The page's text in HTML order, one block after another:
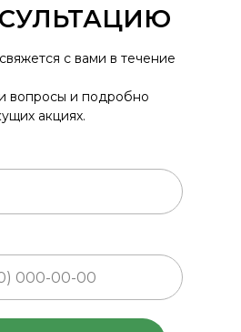
с вами в течение
вопросы и подробно
акциях.